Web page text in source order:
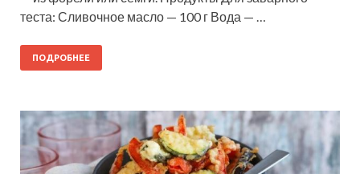
теста: Сливочное масло — 100 г Вода — …
ПОДРОБНЕЕ